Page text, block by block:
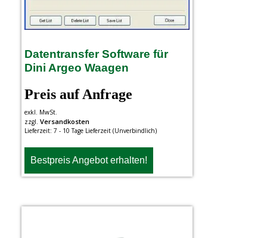
Datentransfer Software für
Dini Argeo Waagen
Preis auf Anfrage
exkl. MwSt.
zzgl. Versandkosten
Lieferzeit: 7 - 10 Tage Lieferzeit (Unverbindlich)
Bestpreis Angebot erhalten!